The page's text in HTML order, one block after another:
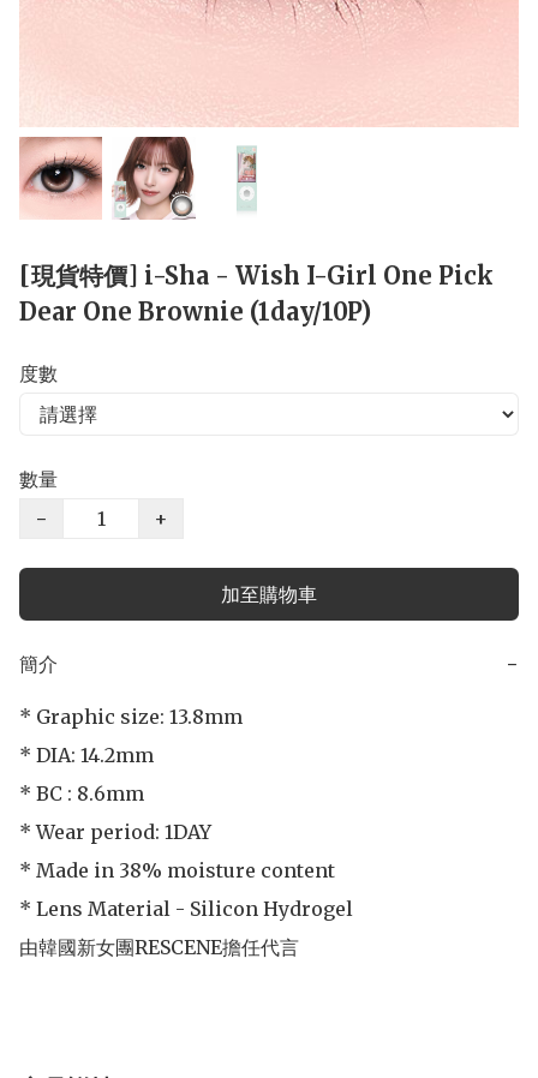
[現貨特價] i-Sha - Wish I-Girl One Pick
Dear One Brownie (1day/10P)
度數
數量
−
+
加至購物車
簡介 −
* Graphic size: 13.8mm
* DIA: 14.2mm
* BC : 8.6mm
* Wear period: 1DAY
* Made in 38% moisture content
* Lens Material - Silicon Hydrogel
由韓國新女團RESCENE擔任代言